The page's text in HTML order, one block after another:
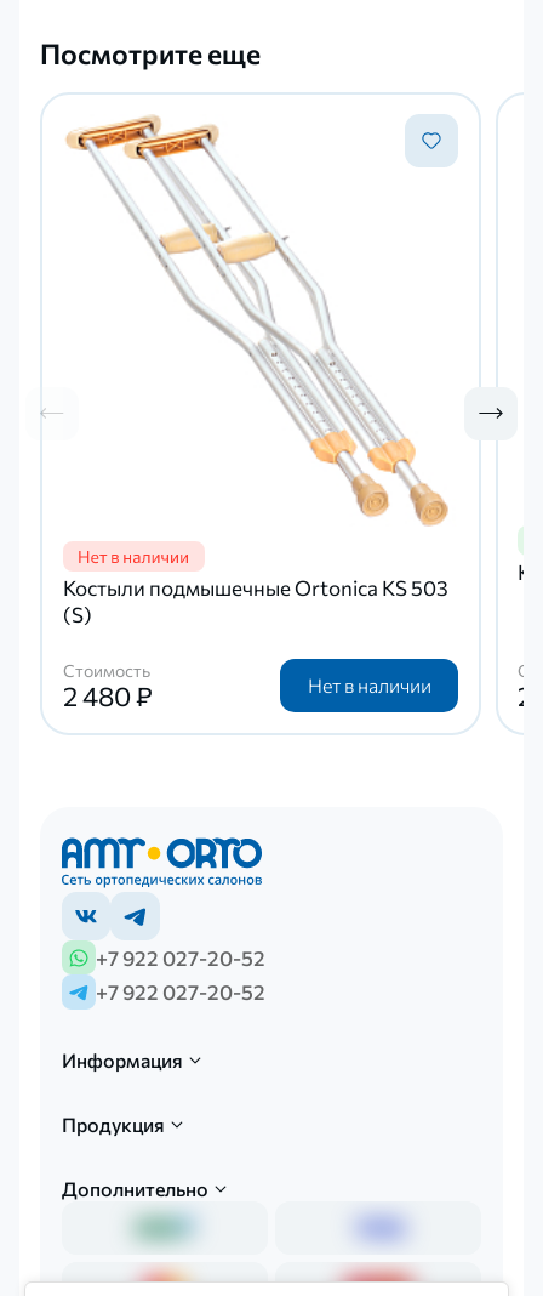
Посмотрите еще
Костыли подмышечные Ortonica KS 503
(S)
Стоимость
2 480 ₽ Нет в наличии 2
+7 922 027-20-52
+7 922 027-20-52
Информация
Продукция
Дополнительно